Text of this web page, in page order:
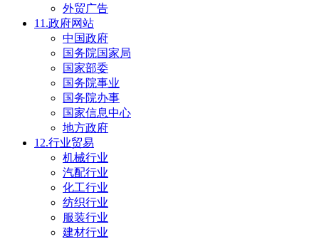
外贸广告
11.政府网站
中国政府
国务院国家局
国家部委
国务院事业
国务院办事
国家信息中心
地方政府
12.行业贸易
机械行业
汽配行业
化工行业
纺织行业
服装行业
建材行业